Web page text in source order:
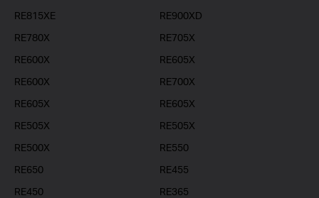
RE815XE
RE900XD
RE780X
RE705X
RE600X
RE605X
RE600X
RE700X
RE605X
RE605X
RE505X
RE505X
RE500X
RE550
RE650
RE455
RE450
RE365